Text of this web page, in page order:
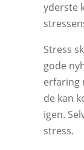
yderste
Stress
gode
erfaring
de kan
igen.
stress.